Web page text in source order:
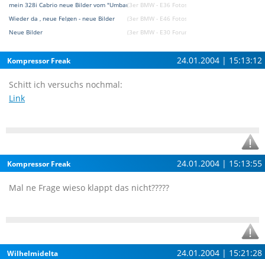
mein 328i Cabrio neue Bilder vom "Umbau" 12/2008(3er BMW - E36 Fotostories)
Wieder da , neue Felgen - neue Bilder
(3er BMW - E46 Fotostories)
Neue Bilder
(3er BMW - E30 Forum)
Kompressor Freak 24.01.2004 | 15:13:12
Schitt ich versuchs nochmal:
Link
Kompressor Freak 24.01.2004 | 15:13:55
Mal ne Frage wieso klappt das nicht?????
Wilhelmidelta 24.01.2004 | 15:21:28